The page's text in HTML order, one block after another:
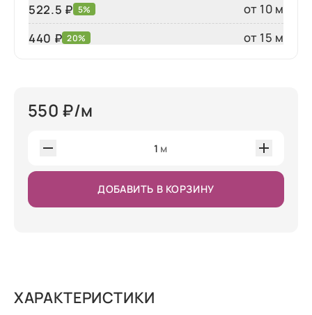
522.5 ₽ 5%
от 10 м
440 ₽ 20% от 15 м
550 ₽/м
1 м
ДОБАВИТЬ В КОРЗИНУ
ХАРАКТЕРИСТИКИ